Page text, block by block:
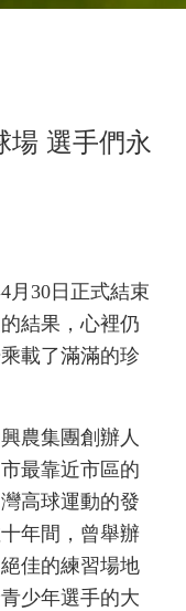
場 選手們永
月30日正式結束
結果，心裡仍
載了滿滿的珍
農集團創辦人
最靠近市區的
高球運動的發
年間，曾舉辦
佳的練習場地
少年選手的大